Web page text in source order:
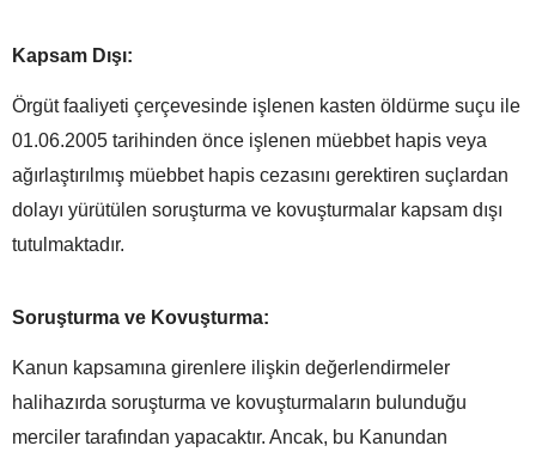
Kapsam Dışı:
Örgüt faaliyeti çerçevesinde işlenen kasten öldürme suçu ile
01.06.2005 tarihinden önce işlenen müebbet hapis veya
ağırlaştırılmış müebbet hapis cezasını gerektiren suçlardan
dolayı yürütülen soruşturma ve kovuşturmalar kapsam dışı
tutulmaktadır.
Soruşturma ve Kovuşturma:
Kanun kapsamına girenlere ilişkin değerlendirmeler
halihazırda soruşturma ve kovuşturmaların bulunduğu
merciler tarafından yapacaktır. Ancak, bu Kanundan